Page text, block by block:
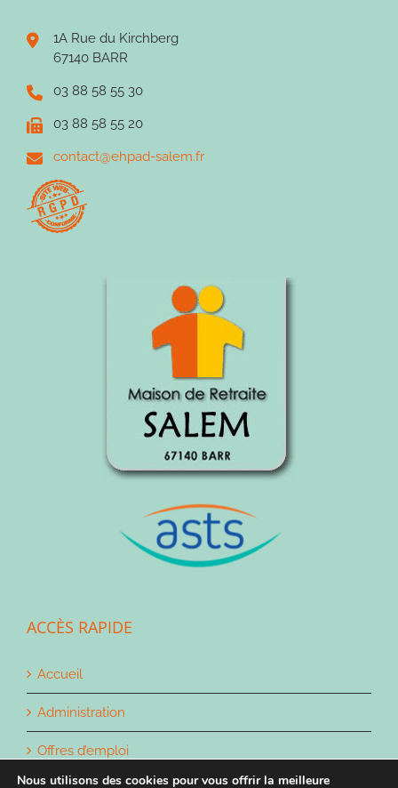
1A Rue du Kirchberg
67140 BARR
03 88 58 55 30
03 88 58 55 20
contact@ehpad-salem.fr
ACCÈS RAPIDE
Accueil
Administration
Offres d’emploi
Nous utilisons des cookies pour vous offrir la meilleure